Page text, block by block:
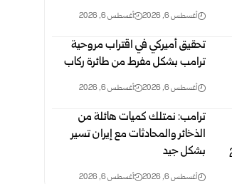
أغسطس 6, 2026 أغسطس 6, 2026
تحقيق أميركي في اقتراب مروحية
ترامب بشكل مفرط من طائرة ركاب
أغسطس 6, 2026 أغسطس 6, 2026
ترامب: نمتلك كميات هائلة من
الذخائر والمحادثات مع إيران تسير
بشكل جيد
أغسطس 6, 2026 أغسطس 6, 2026